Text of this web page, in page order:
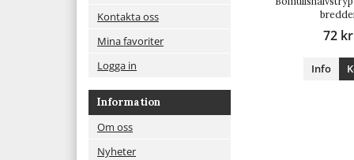
Kontakta oss
Mina favoriter
Logga in
Information
Om oss
Nyheter
72 kr
Info